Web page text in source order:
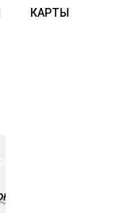
КАРТЫ